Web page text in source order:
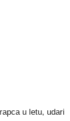
u letu, udari